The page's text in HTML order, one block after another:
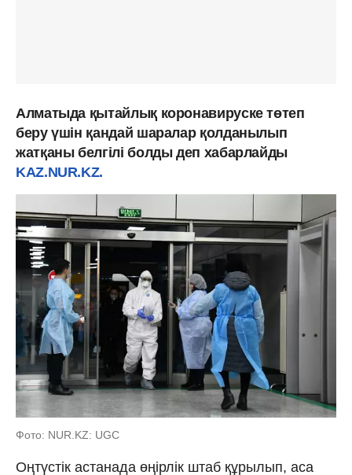
Алматыда қытайлық коронавируске төтеп
беру үшін қандай шаралар қолданылып
жатқаны белгілі болды деп хабарлайды
KAZ.NUR.KZ.
Фото: NUR.KZ: UGC
Оңтүстік астанада өңірлік штаб құрылып, аса